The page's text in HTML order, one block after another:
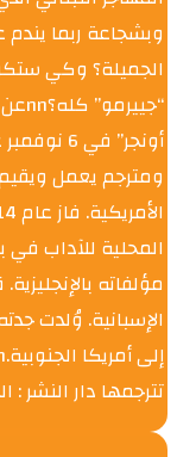
وبشجاعة ربما يندم
الجميلة؟ وكي
ومترجم يعمل ويقيم
المحلية للآداب
الإسبانية. وُلدت
تترجمها دار النشر :